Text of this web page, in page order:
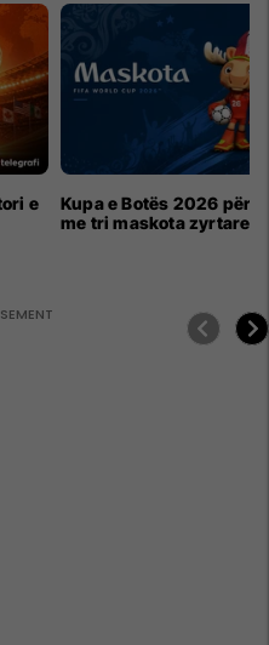
e
Kupa e Botës 2026 për
me tri maskota zyrtare